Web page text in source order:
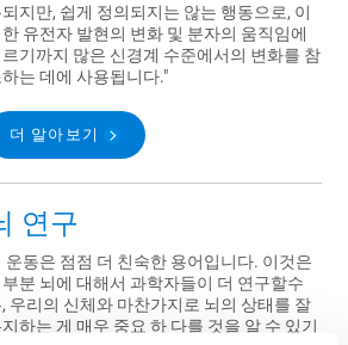
지만, 쉽게 정의되지는 않는 행동으로, 이
한 유전자 발현의 변화 및 분자의 움직임에
르기까지 많은 신경계 수준에서의 변화를 참
하는 데에 사용됩니다."
더 알아보기
연구
운동은 점점 더 친숙한 용어입니다. 이것은
분 뇌에 대해서 과학자들이 더 연구할수
, 우리의 신체와 마찬가지로 뇌의 상태를 잘
하는 게 매우 중요 하 다를 것을 알 수 있기